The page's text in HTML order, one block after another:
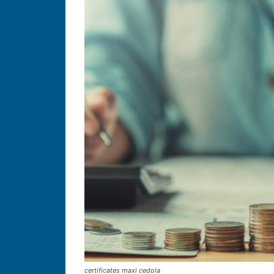
certificates maxi cedola